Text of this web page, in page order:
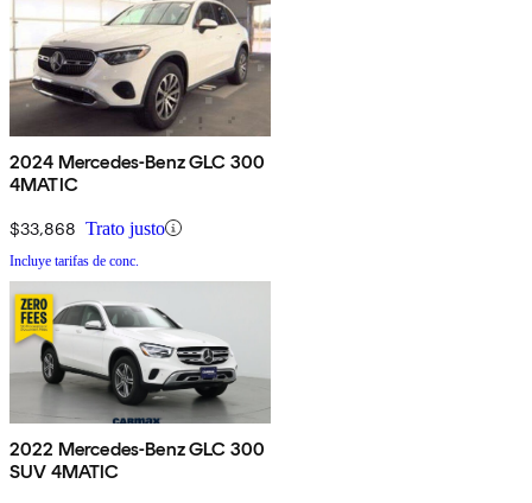
2024 Mercedes-Benz GLC 300
4MATIC
$33,868 Trato justo
Incluye tarifas de conc.
2022 Mercedes-Benz GLC 300
SUV 4MATIC